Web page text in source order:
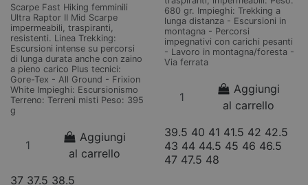
Scarpe Fast Hiking femminili
Ultra Raptor II Mid Scarpe
impermeabili, traspiranti,
resistenti. Linea Trekking:
Escursioni intense su percorsi
di lunga durata anche con zaino
a pieno carico Plus tecnici:
Gore-Tex - All Ground - Frixion
White Impieghi: Escursionismo
Terreno: Terreni misti Peso: 395
g
Aggiungi
al carrello
37 37.5 38.5
680 gr. Impieghi: Trekking a
lunga distanza - Escursioni in
montagna - Percorsi
impegnativi con carichi pesanti
- Lavoro in montagna/foresta -
Via ferrata
Aggiungi
al carrello
39.5 40 41 41.5 42 42.5
43 44 44.5 45 46 46.5
47 47.5 48